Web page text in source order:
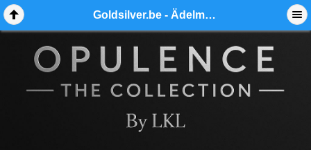
Goldsilver.be - Ädelmetallforum